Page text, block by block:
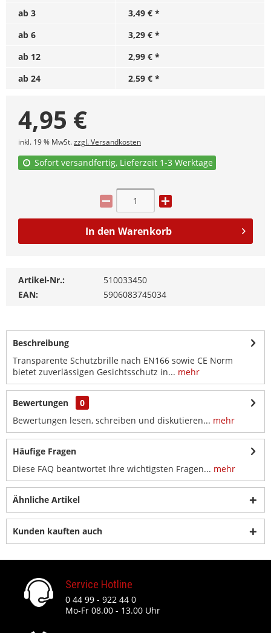
ab 3
3,49 € *
ab 6
3,29 € *
ab 12
2,99 € *
ab 24 2,59 € *
4,95 €
inkl. 19 % MwSt.zzgl. Versandkosten
Sofort versandfertig, Lieferzeit 1-3 Werktage
In den Warenkorb
Artikel-Nr.:
510033450
EAN:
5906083745034
Beschreibung
Transparente Schutzbrille nach EN166 sowie CE Norm
bietet zuverlässigen Gesichtsschutz in... mehr
Bewertungen
0
Bewertungen lesen, schreiben und diskutieren... mehr
Häufige Fragen
Diese FAQ beantwortet Ihre wichtigsten Fragen... mehr
Ähnliche Artikel
Kunden kauften auch
Service Hotline
0 44 99 - 922 44 0
Mo-Fr 08.00 - 13.00 Uhr